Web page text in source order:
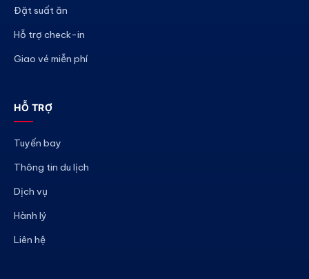
Đặt suất ăn
Hỗ trợ check-in
Giao vé miễn phí
HỖ TRỢ
Tuyến bay
Thông tin du lịch
Dịch vụ
Hành lý
Liên hệ